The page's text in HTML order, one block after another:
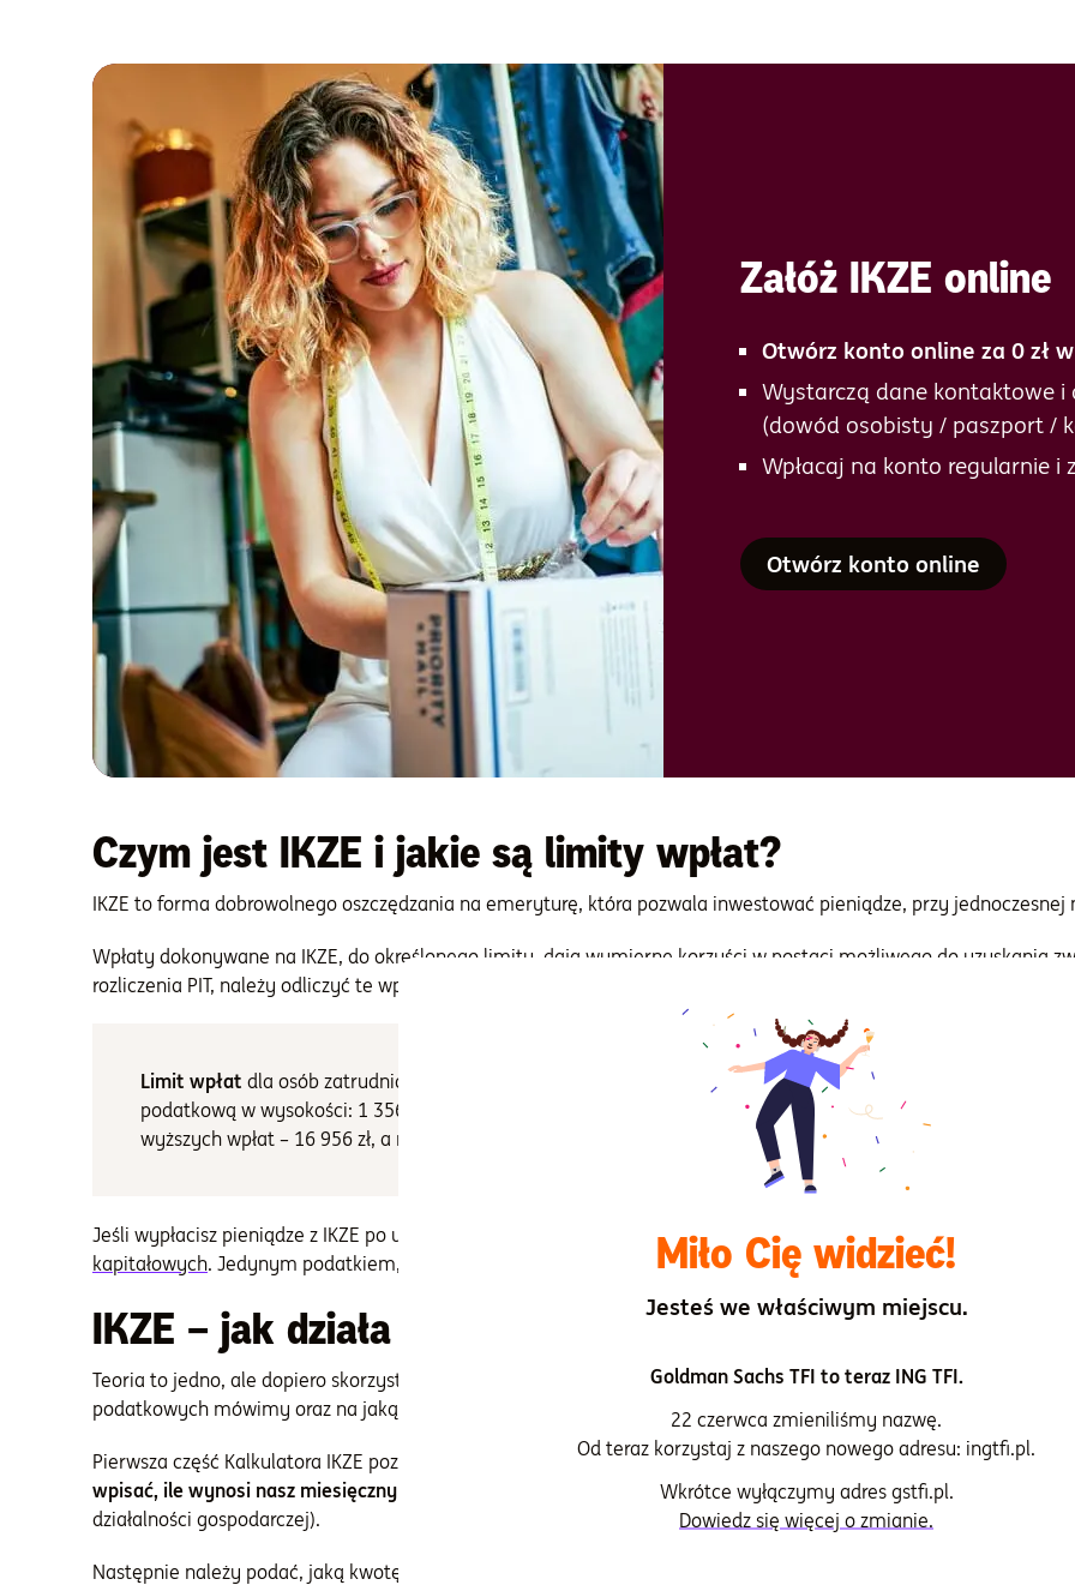
2 400PLN
Dodatkowa
emerytura z IKZE:
1 514PLN
Wynagrodzenie:
Załóż IKZE online
Otwórz konto online za 0 zł
Wystarczą dane kontaktowe
(dowód osobisty / paszport /
Wpłacaj na konto regularnie
Otwórz konto online
Czym jest IKZE i jakie są limity wpłat?
IKZE to forma dobrowolnego oszczędzania na emeryturę, która pozwala inwestować pieniądze, przy
Wpłaty dokonywane na IKZE, do określonego limitu, dają wymierne korzyści w postaci możliwego do uzyskania
rozliczenia PIT, należy odliczyć te wpłaty od uzyskanego w danym roku dochodu.
Limit wpłat dla osób zatrudnionych na umowach cywilnoprawnych lub umowie o pracę na IKZE w 2026
podatkową w wysokości: 1 356 zł przy stawce PIT 12% lub 3 617 zł przy stawce PIT 32%. Osoby prowadzące
wyższych wpłat – 16 956 zł, a maksymalna ulga podatkowa wynosi 5426 zł (dla stawki podatkowej 32%).
Jeśli wypłacisz pieniądze z IKZE po ukończeniu 65 lat (a wpłacałaś lub wpłacałeś na konto przez okres minimum 5
kapitałowych. Jedynym podatkiem, jakim trzeba będzie od nich zapłacić, jest 10-procentowy zryczałtowany
IKZE – jak działa kalkulator ulgi podatkowej
Teoria to jedno, ale dopiero skorzystanie z przygotowanego przez naszych ekspertów darmowego Kalkulatora
podatkowych mówimy oraz na jaką emeryturę będziemy mogli liczyć, wpłacając comiesięczne lub coroczne sumy
Pierwsza część Kalkulatora IKZE pozwala obliczyć ulgę podatkową w IKZE, z jakiej możemy skorzystać w trakcie
wpisać, ile wynosi nasz miesięczny dochód
(a więc miesięczne zarobki brutto) oraz w jaki sposób jest on
działalności gospodarczej).
Następnie należy podać, jaką kwotę co miesiąc lub co roku chcemy inwestować na IKZE, pamiętając przy tym o
Miło Cię widzieć!
Jesteś we właściwym miejscu.
Goldman Sachs TFI to teraz ING TFI.
22 czerwca zmieniliśmy nazwę.
Od teraz korzystaj z naszego nowego adresu: ingtfi.pl.
Wkrótce wyłączymy adres gstfi.pl.
Dowiedz się więcej o zmianie.